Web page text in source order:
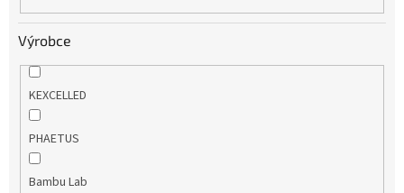
Výrobce
KEXCELLED
PHAETUS
Bambu Lab